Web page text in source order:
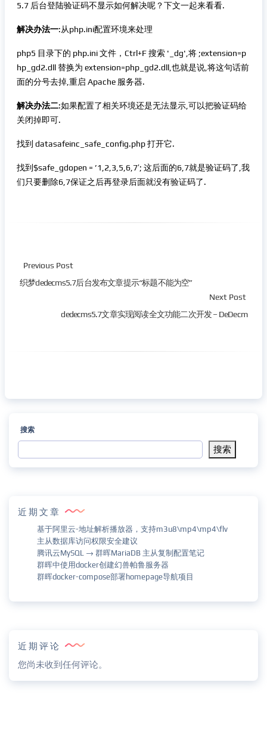
5.7 后台登陆验证码不显示如何解决呢？下文一起来看看.
解决办法一:从php.ini配置环境来处理
php5 目录下的 php.ini 文件，Ctrl+F 搜索 '_dg',将 ;extension=p
hp_gd2.dll 替换为 extension=php_gd2.dll,也就是说,将这句话前
面的分号去掉,重启 Apache 服务器.
解决办法二:如果配置了相关环境还是无法显示,可以把验证码给
关闭掉即可.
找到 datasafeinc_safe_config.php 打开它.
找到$safe_gdopen = ’1,2,3,5,6,7′; 这后面的6,7就是验证码了,我
们只要删除6,7保证之后再登录后面就没有验证码了.
Previous Post
织梦dedecms5.7后台发布文章提示“标题不能为空”
Next Post
dedecms5.7文章实现阅读全文功能二次开发 – DeDecm
搜索
搜索
近期文章
基于阿里云-地址解析播放器，支持m3u8\mp4\mp4\flv
主从数据库访问权限安全建议
腾讯云MySQL → 群晖MariaDB 主从复制配置笔记
群晖中使用docker创建幻兽帕鲁服务器
群晖docker-compose部署homepage导航项目
近期评论
您尚未收到任何评论。